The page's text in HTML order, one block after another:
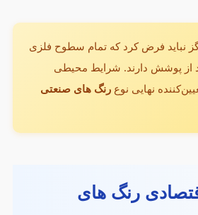
نباید فرض کرد که تمام سطوح فلزی
از پوشش دارند. شرایط محیطی
رنگ های صنعتی
رنگ‌ های